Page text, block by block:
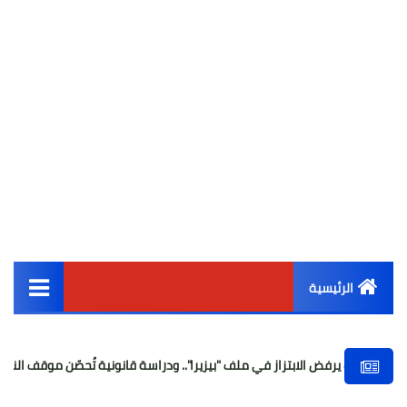
الرئيسية
أخبار مصر
في ملف "بيزيرا".. ودراسة قانونية تُحصّن موقف النادي أمام الفيفا